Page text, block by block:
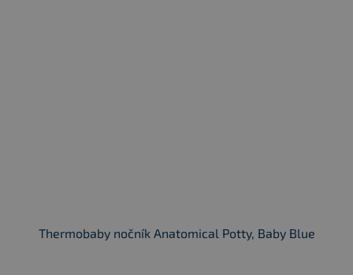
Thermobaby nočník Anatomical Potty, Baby Blue